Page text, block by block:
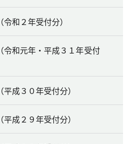
和２年受付分）
令和元年・平成３１年受付
成３０年受付分）
成２９年受付分）